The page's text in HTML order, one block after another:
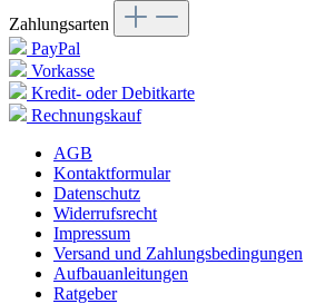
Zahlungsarten
PayPal
Vorkasse
Kredit- oder Debitkarte
Rechnungskauf
AGB
Kontaktformular
Datenschutz
Widerrufsrecht
Impressum
Versand und Zahlungsbedingungen
Aufbauanleitungen
Ratgeber